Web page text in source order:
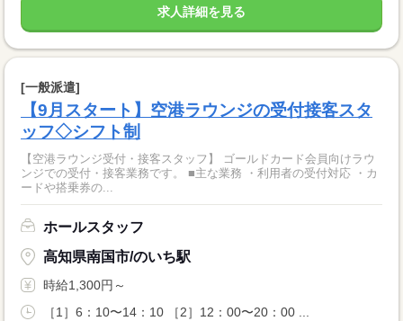
求人詳細を見る
[一般派遣]
【9月スタート】空港ラウンジの受付接客スタ
ッフ◇シフト制
【空港ラウンジ受付・接客スタッフ】 ゴールドカード会員向けラウ
ンジでの受付・接客業務です。 ■主な業務 ・利用者の受付対応 ・カ
ードや搭乗券の...
ホールスタッフ
高知県南国市/のいち駅
時給1,300円～
［1］6：10〜14：10 ［2］12：00〜20：00 ...